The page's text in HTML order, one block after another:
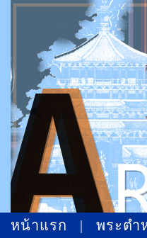
หน้าแรก | พระตำ